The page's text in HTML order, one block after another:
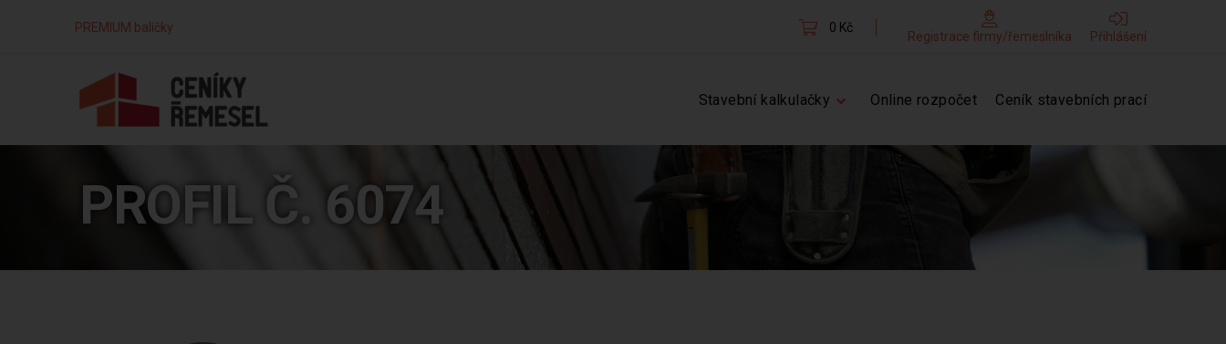
PREMIUM balíčky 0 Kč
Registrace firmy/řemeslníka Přihlášení
Stavební kalkulačky Online rozpočet Ceník stavebních prací
PROFIL Č. 6074